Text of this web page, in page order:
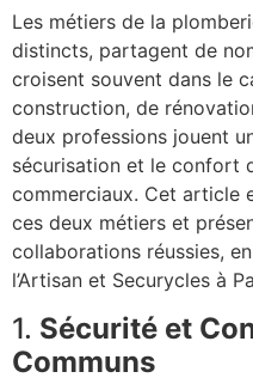
Les métiers de la
distincts, partagent de
croisent souvent dans le
construction, de
deux professions jouent
sécurisation et le confort
commerciaux. Cet article
ces deux métiers et
collaborations réussies,
l’Artisan et Securycles à
1. Sécurité et
Communs